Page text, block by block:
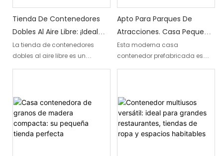
hierro forjado morado, y una
terraza en la azotea
completamente abierta,
amueblada con mesas y sillas
y protegida por un sistema de
barandillas de seguridad de
acero oscuro. Este bar
emprendedores, organizadores
de eventos, cervecerías y
cadenas hoteleras que buscan
una solución de bar comercial
Tienda De Contenedores
Dobles Al Aire Libre: ¡ideal
Para Café Y Más!
La tienda de contenedores
dobles al aire libre es un
innovador y versatilidad, ofrece
una encantadora experiencia
al aire libre para cualquiera
que busque un lugar acogedor
Apto Para Parques De
Atracciones. Casa Pequeña
Prefabricada Moderna,
Paquete Plano, Barata, Fácil
De Montar, Casa
Tienda Prefabricada
Esta moderna casa
contenedor prefabricada es
lo que lo convierte en una
opción conveniente y rentable
para crear pequeñas casas o
tiendas.